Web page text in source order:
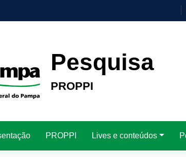
Pesquisa
PROPPI
PROPPI Lives e conteúdos